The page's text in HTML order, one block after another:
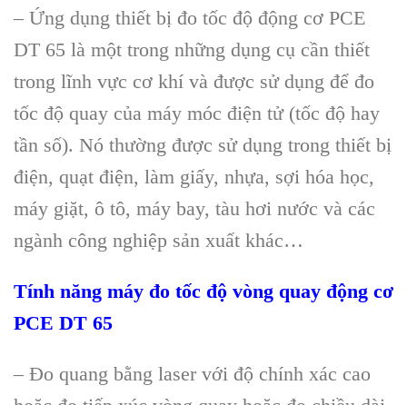
– Ứng dụng thiết bị đo tốc độ động cơ PCE
DT 65 là một trong những dụng cụ cần thiết
trong lĩnh vực cơ khí và được sử dụng để đo
tốc độ quay của máy móc điện tử (tốc độ hay
tần số). Nó thường được sử dụng trong thiết bị
điện, quạt điện, làm giấy, nhựa, sợi hóa học,
máy giặt, ô tô, máy bay, tàu hơi nước và các
ngành công nghiệp sản xuất khác…
Tính năng máy đo tốc độ vòng quay động cơ
PCE DT 65
– Đo quang bằng laser với độ chính xác cao